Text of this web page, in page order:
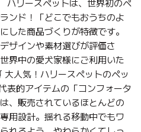
リースペットは、世界初のペ
ンド！「どこでもおうちのよ
した商品づくりが特徴です。
ザインや素材選びが評価さ
界中の愛犬家様にご利用いた
人気！ハリースペットのペッ
表的アイテムの「コンフォータ
、販売されているほとんどの
用設計。揺れる移動中でもワ